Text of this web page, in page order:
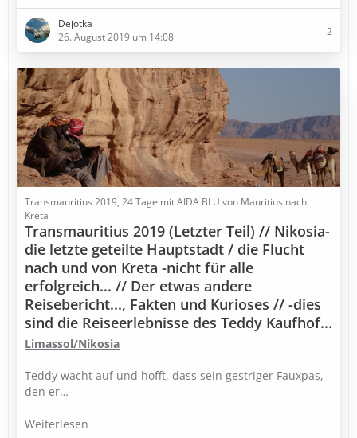
Dejotka
26. August 2019 um 14:08
2
Transmauritius 2019, 24 Tage mit AIDA BLU von Mauritius nach
Kreta
Transmauritius 2019 (Letzter Teil) // Nikosia-
die letzte geteilte Hauptstadt / die Flucht
nach und von Kreta -nicht für alle
erfolgreich... // Der etwas andere
Reisebericht..., Fakten und Kurioses // -dies
sind die Reiseerlebnisse des Teddy Kaufhof...
Limassol/Nikosia
Teddy wacht auf und hofft, dass sein gestriger Fauxpas,
den er…
Weiterlesen